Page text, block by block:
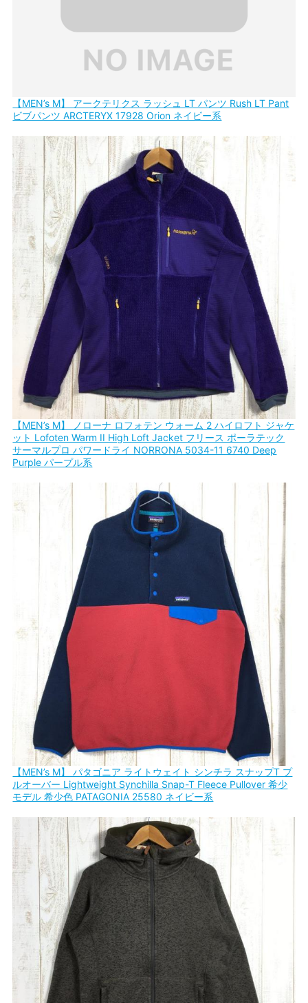
【MEN’s M】 アークテリクス ラッシュ LT パンツ Rush LT Pant
ビブパンツ ARCTERYX 17928 Orion ネイビー系
【MEN’s M】 ノローナ ロフォテン ウォーム 2 ハイロフト ジャケ
ット Lofoten Warm II High Loft Jacket フリース ポーラテック
サーマルプロ パワードライ NORRONA 5034-11 6740 Deep
Purple パープル系
【MEN’s M】 パタゴニア ライトウェイト シンチラ スナップT プ
ルオーバー Lightweight Synchilla Snap-T Fleece Pullover 希少
モデル 希少色 PATAGONIA 25580 ネイビー系